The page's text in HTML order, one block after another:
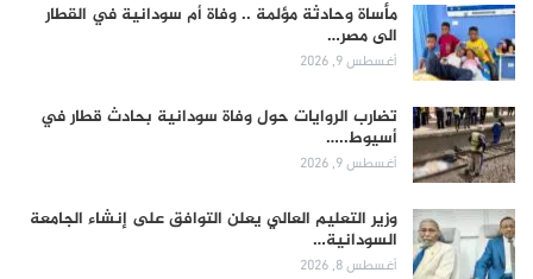
مأساة وحادثة مؤلمة .. وفاة أم سودانية في القطار
الى مصر…
أغسطس 9, 2026
تضارب الروايات حول وفاة سودانية بحادث قطار في
أسيوط..…
أغسطس 9, 2026
وزير التعليم العالي يعلن التوافق على إنشاء الجامعة
السودانية…
أغسطس 8, 2026